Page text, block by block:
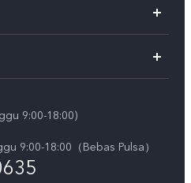
9:00-18:00)
9:00-18:00（Bebas Pulsa）